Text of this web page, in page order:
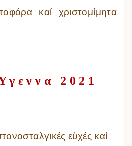
καί χριστομίμητα
2021
εὐχές καί